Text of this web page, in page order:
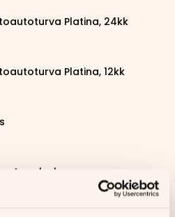
Platina, 24kk
Platina, 12kk